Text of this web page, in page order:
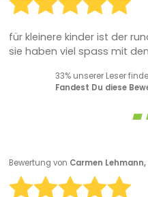
für kleinere kinder ist der
sie haben viel spass mit
33% unserer Leser
Fandest Du diese
Bewertung von Carmen Lehmann,